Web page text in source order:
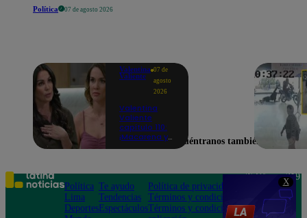
X
Política 07 de agosto 2026
Valentina
Valiente
07 de
agosto
2026
Valentina
Valiente
capítulo 110:
¡Macarena ya
extorsión
contra Frida y
Rodrigo!
Encuéntranos también en
Política
Lima
Deportes
Te ayudo
Tendencias
Espectáculos
Política de privacidad
Términos y condiciones
Términos y condiciones
Teléfono: 219
Av. San
Felipe 968